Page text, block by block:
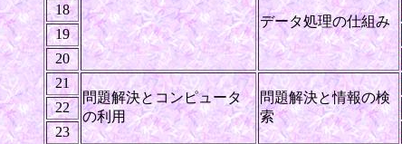
データ処理の仕組み
18
19
20
21
問題解決とコンピュータ
の利用
問題解決と情報の検
索
22
23